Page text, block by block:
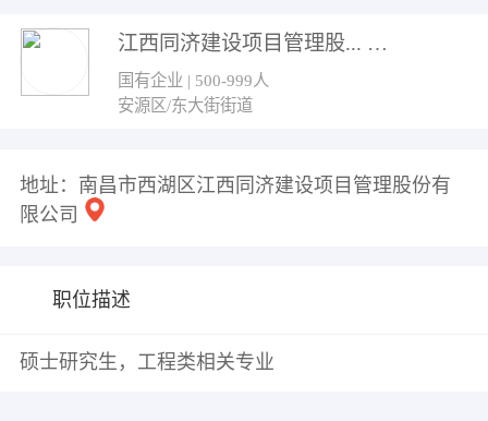
江西同济建设项目管理股...
国有企业 | 500-999人
安源区/东大街街道
地址：南昌市西湖区江西同济建设项目管理股份有
限公司
职位描述
硕士研究生，工程类相关专业